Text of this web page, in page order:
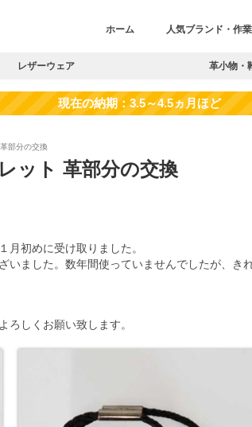
ホーム 人気ブランド・作
レザーウェア 革小物・
部分の交換
ット 革部分の交換
月初めに受け取りました。
いました。数年間使っていませんでしたが、き
ろしくお願い致します。